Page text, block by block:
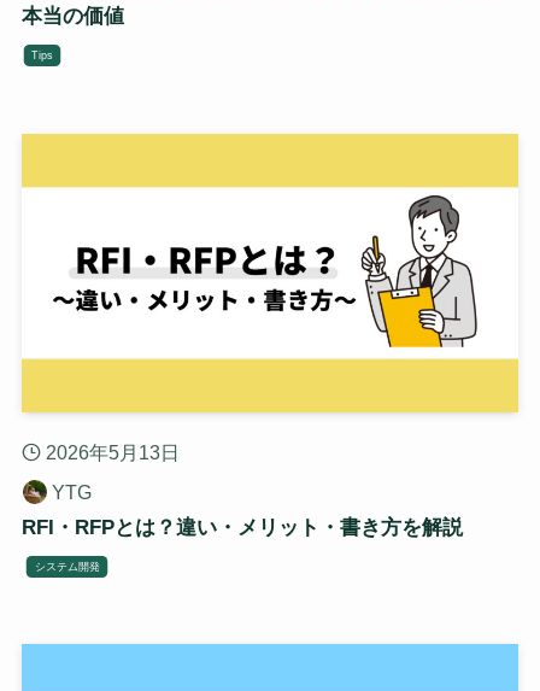
本当の価値
Tips
2026年5月13日
YTG
RFI・RFPとは？違い・メリット・書き方を解説
システム開発